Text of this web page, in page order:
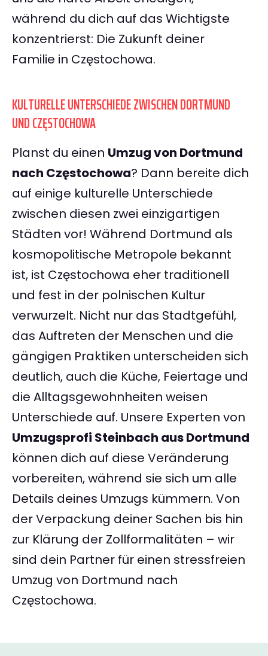
während du dich auf das Wichtigste
konzentrierst: Die Zukunft deiner
Familie in Częstochowa.
KULTURELLE UNTERSCHIEDE ZWISCHEN DORTMUND
UND CZĘSTOCHOWA
Planst du einen Umzug von Dortmund
nach Częstochowa? Dann bereite dich
auf einige kulturelle Unterschiede
zwischen diesen zwei einzigartigen
Städten vor! Während Dortmund als
kosmopolitische Metropole bekannt
ist, ist Częstochowa eher traditionell
und fest in der polnischen Kultur
verwurzelt. Nicht nur das Stadtgefühl,
das Auftreten der Menschen und die
gängigen Praktiken unterscheiden sich
deutlich, auch die Küche, Feiertage und
die Alltagsgewohnheiten weisen
Unterschiede auf. Unsere Experten von
Umzugsprofi Steinbach aus Dortmund
können dich auf diese Veränderung
vorbereiten, während sie sich um alle
Details deines Umzugs kümmern. Von
der Verpackung deiner Sachen bis hin
zur Klärung der Zollformalitäten – wir
sind dein Partner für einen stressfreien
Umzug von Dortmund nach
Częstochowa.